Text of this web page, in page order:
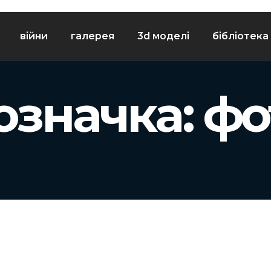
війни галерея 3d моделі бібліотека